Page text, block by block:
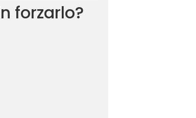
forzarlo?